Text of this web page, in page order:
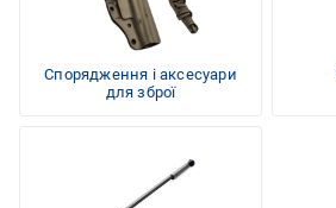
Спорядження і аксесуари
для зброї